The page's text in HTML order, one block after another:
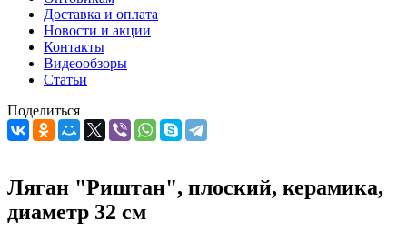
Доставка и оплата
Новости и акции
Контакты
Видеообзоры
Статьи
Поделиться
Ляган "Риштан", плоский, керамика,
диаметр 32 см